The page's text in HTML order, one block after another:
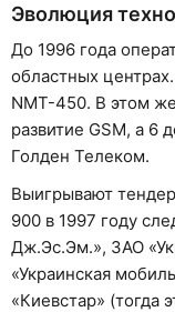
Эволюция
До 1996 года
областных
NMT-450. В этом
развитие GSM, а 6
Голден Телеком.
Выигрывают
900 в 1997 году
Дж.Эс.Эм.», ЗАО
«Украинская
«Киевстар» (тогда